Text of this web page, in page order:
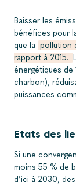
Baisser les
bénéfices pour
que la pollution
rapport à 2015.
énergétiques de
charbon),
puissances
Etats des
Si une
moins 55 % de
d’ici à 2030,